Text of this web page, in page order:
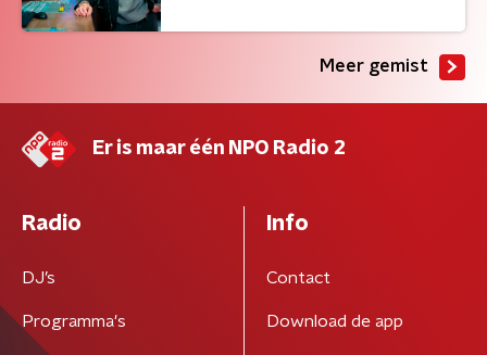
Meer gemist
Er is maar één NPO Radio 2
Radio
DJ’s
Programma's
Info
Contact
Download de app